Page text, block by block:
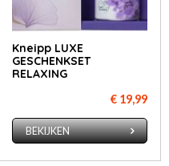
Kneipp LUXE
GESCHENKSET
RELAXING
€ 19,99
BEKIJKEN